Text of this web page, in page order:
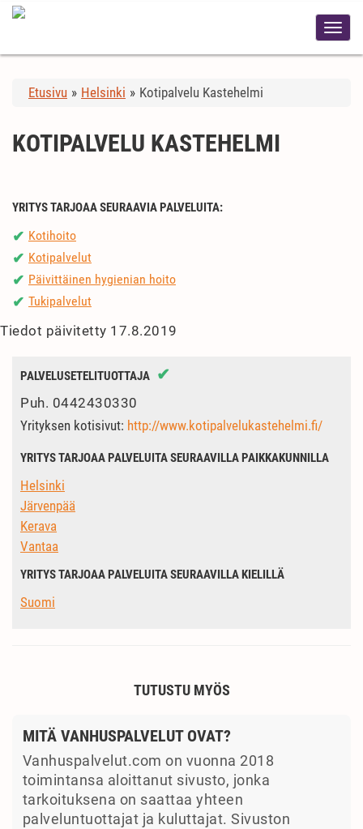
Etusivu » Helsinki » Kotipalvelu Kastehelmi
KOTIPALVELU KASTEHELMI
YRITYS TARJOAA SEURAAVIA PALVELUITA:
✔ Kotihoito
✔ Kotipalvelut
✔ Päivittäinen hygienian hoito
✔ Tukipalvelut
Tiedot päivitetty 17.8.2019
PALVELUSETELITUOTTAJA ✔
Puh. 0442430330
Yrityksen kotisivut: http://www.kotipalvelukastehelmi.fi/
YRITYS TARJOAA PALVELUITA SEURAAVILLA PAIKKAKUNNILLA
Helsinki
Järvenpää
Kerava
Vantaa
YRITYS TARJOAA PALVELUITA SEURAAVILLA KIELILLÄ
Suomi
TUTUSTU MYÖS
MITÄ VANHUSPALVELUT OVAT?
Vanhuspalvelut.com on vuonna 2018
toimintansa aloittanut sivusto, jonka
tarkoituksena on saattaa yhteen
palveluntuottajat ja kuluttajat. Sivuston